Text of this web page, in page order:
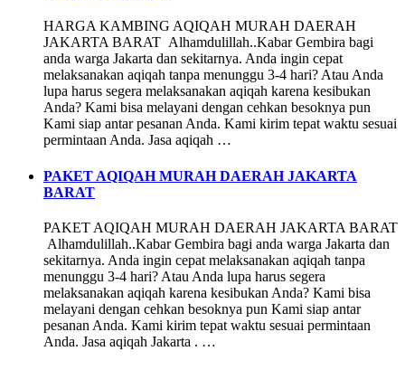
HARGA KAMBING AQIQAH MURAH DAERAH
JAKARTA BARAT Alhamdulillah..Kabar Gembira bagi
anda warga Jakarta dan sekitarnya. Anda ingin cepat
melaksanakan aqiqah tanpa menunggu 3-4 hari? Atau Anda
lupa harus segera melaksanakan aqiqah karena kesibukan
Anda? Kami bisa melayani dengan cehkan besoknya pun
Kami siap antar pesanan Anda. Kami kirim tepat waktu sesuai
permintaan Anda. Jasa aqiqah …
PAKET AQIQAH MURAH DAERAH JAKARTA
BARAT
PAKET AQIQAH MURAH DAERAH JAKARTA BARAT
Alhamdulillah..Kabar Gembira bagi anda warga Jakarta dan
sekitarnya. Anda ingin cepat melaksanakan aqiqah tanpa
menunggu 3-4 hari? Atau Anda lupa harus segera
melaksanakan aqiqah karena kesibukan Anda? Kami bisa
melayani dengan cehkan besoknya pun Kami siap antar
pesanan Anda. Kami kirim tepat waktu sesuai permintaan
Anda. Jasa aqiqah Jakarta . …